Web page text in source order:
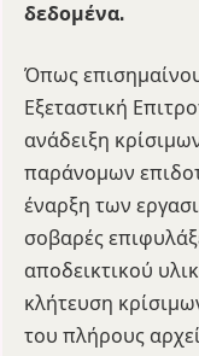
δεδομένα.
Όπως
Εξεταστική
ανάδειξη
παράνομων
έναρξη των
σοβαρές
αποδεικτικού
κλήτευση
του πλήρους